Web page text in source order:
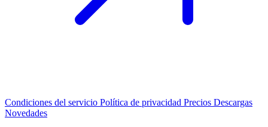
Condiciones del servicio Política de privacidad Precios Descargas
Novedades